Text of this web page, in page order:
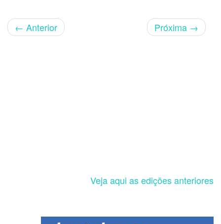
← Anterior Próxima →
Veja aqui as edições anteriores